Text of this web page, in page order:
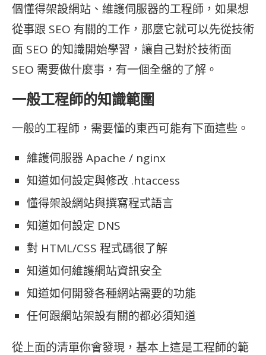
個懂得架設網站、維護伺服器的工程師，如果想
從事跟 SEO 有關的工作，那麼它就可以先從技術
面 SEO 的知識開始學習，讓自己對於技術面
SEO 需要做什麼事，有一個全盤的了解。
一般工程師的知識範圍
一般的工程師，需要懂的東西可能有下面這些。
維護伺服器 Apache / nginx
知道如何設定與修改 .htaccess
懂得架設網站與撰寫程式語言
知道如何設定 DNS
對 HTML/CSS 程式碼很了解
知道如何維護網站資訊安全
知道如何開發各種網站需要的功能
任何跟網站架設有關的都必須知道
從上面的清單你會發現，基本上這是工程師的範